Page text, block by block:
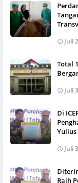
Juli
Total
Juli
Di
Yulius
Juli
Raih